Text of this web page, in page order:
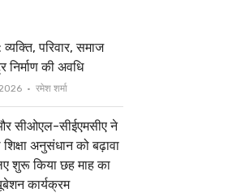
व्यक्ति, परिवार, समाज
निर्माण की अवधि
Author
रमेश शर्मा
सीओएल-सीईएमसीए ने
अनुसंधान को बढ़ावा
शुरू किया छह माह का
कार्यक्रम